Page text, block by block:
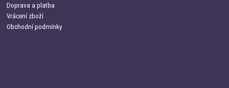
Doprava a platba
Vrácení zboží
Obchodní podmínky